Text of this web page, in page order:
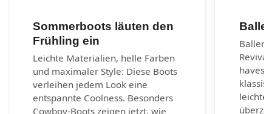
Sommerboots läuten den
Frühling ein
Leichte Materialien, helle Farben
und maximaler Style: Diese Boots
verleihen jedem Look eine
entspannte Coolness. Besonders
Cowboy-Boots zeigen jetzt, wie
haves